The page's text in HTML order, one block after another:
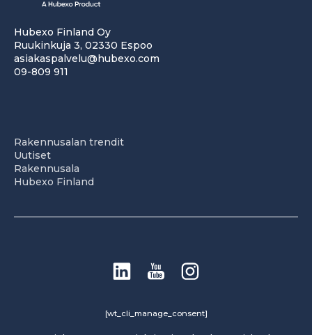
Hubexo Finland Oy
Ruukinkuja 3, 02330 Espoo
asiakaspalvelu@hubexo.com
09-809 911
Rakennusalan trendit
Uutiset
Rakennusala
Hubexo Finland
[wt_cli_manage_consent]